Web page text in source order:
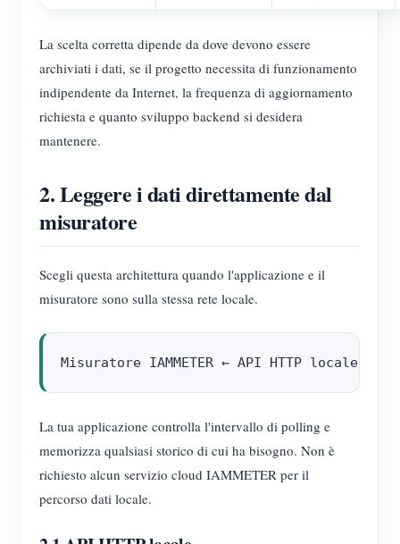
La scelta corretta dipende da dove devono essere
archiviati i dati, se il progetto necessita di funzionamento
indipendente da Internet, la frequenza di aggiornamento
richiesta e quanto sviluppo backend si desidera
mantenere.
2. Leggere i dati direttamente dal
misuratore
Scegli questa architettura quando l'applicazione e il
misuratore sono sulla stessa rete locale.
La tua applicazione controlla l'intervallo di polling e
memorizza qualsiasi storico di cui ha bisogno. Non è
richiesto alcun servizio cloud IAMMETER per il
percorso dati locale.